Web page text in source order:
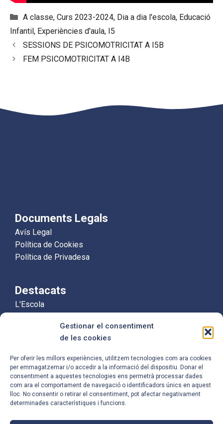
Gestionar el consentiment
de les cookies
Per oferir les millors experiències, utilitzem tecnologies com ara cookies
per emmagatzemar i/o accedir a la informació del dispositiu. Donar el
consentiment a aquestes tecnologies ens permetrà processar dades
com ara el comportament de navegació o identificadors únics en aquest
lloc. No consentir o retirar el consentiment, pot afectar negativament
determinades característiques i funcions.
Categories
A classe, Curs 2023-2024, Dia a dia l'escola, Educació
Infantil, Experiències d'aula, I5
SESSIONS DE PSICOMOTRICITAT A I5B
FEM PSICOMOTRICITAT A I4B
Documents Legals
Avís Legal
Política de Cookies
Política de Privadesa
Destacats
L'Escola
Educació Primària
Contacte
Carrer de Mossèn Camil Rosell, 96,
08921 Santa Coloma de Gramenet,